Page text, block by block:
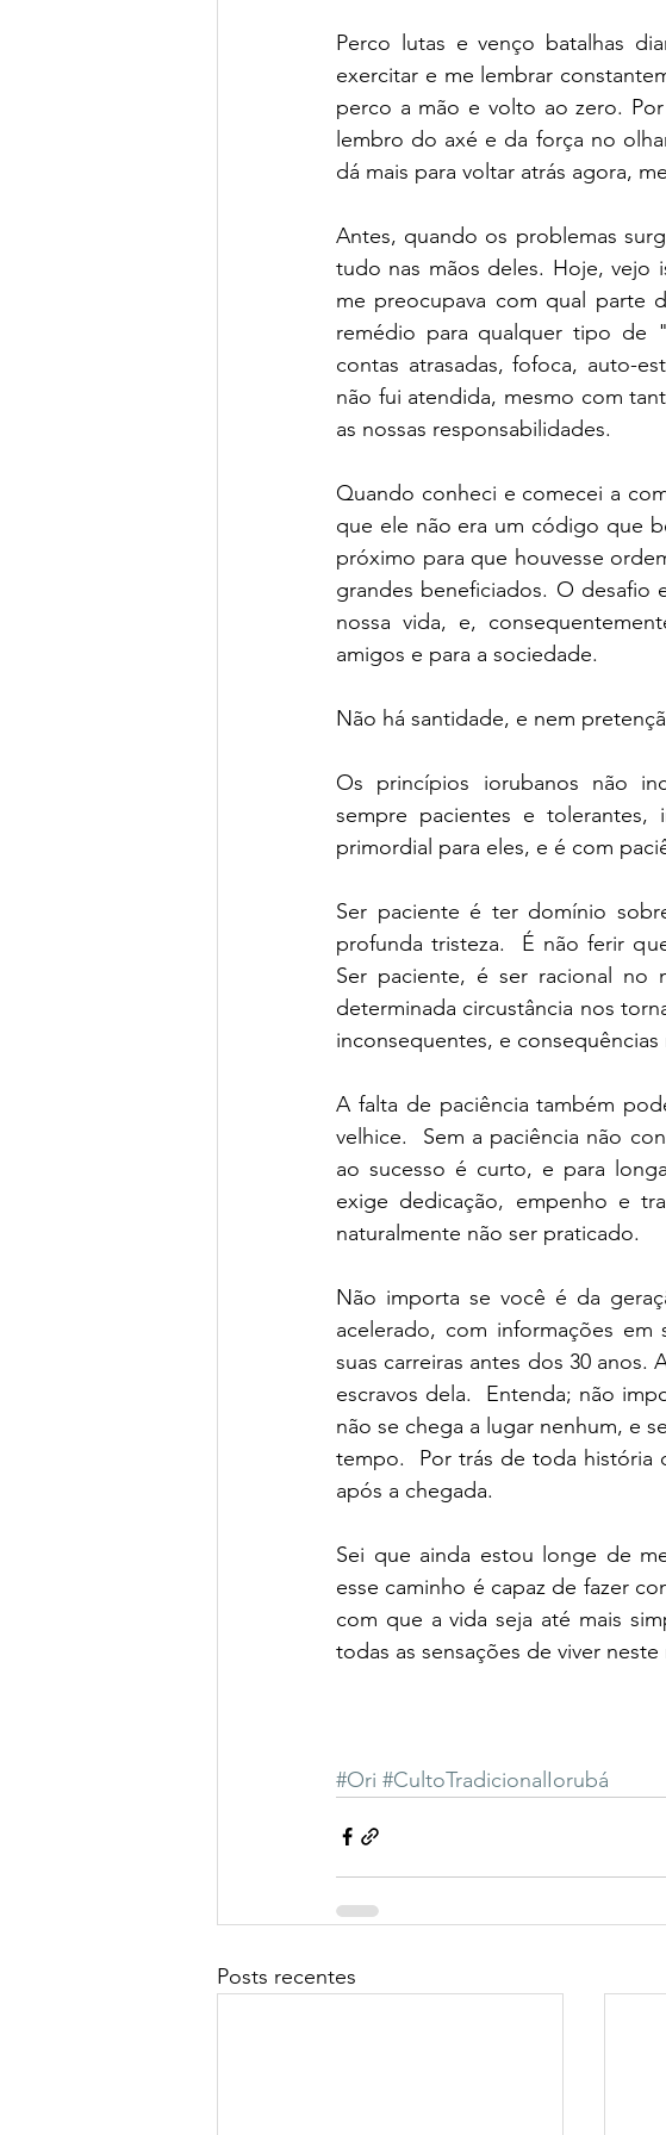
Perco lutas e venço batalhas
exercitar e me lembrar
perco a mão e volto ao zero.
lembro do axé e da força no
dá mais para voltar atrás agora,
Antes, quando os problemas
tudo nas mãos deles. Hoje, vejo
me preocupava com qual parte
remédio para qualquer tipo de
contas atrasadas, fofoca, auto-
não fui atendida, mesmo com
as nossas responsabilidades.
Quando conheci e comecei a
que ele não era um código que
próximo para que houvesse
grandes beneficiados. O desafio
nossa vida, e,
amigos e para a sociedade.
Não há santidade, e nem
Os princípios iorubanos não
sempre pacientes e tolerantes,
primordial para eles, e é com
Ser paciente é ter domínio
profunda tristeza.  É não ferir
Ser paciente, é ser racional no
determinada circustância nos
inconsequentes, e consequências
A falta de paciência também
velhice.  Sem a paciência não
ao sucesso é curto, e para
exige dedicação, empenho e
naturalmente não ser praticado.
Não importa se você é da
acelerado, com informações
suas carreiras antes dos 30
escravos dela.  Entenda; não
não se chega a lugar nenhum, e
tempo.  Por trás de toda história
após a chegada.
Sei que ainda estou longe de
esse caminho é capaz de fazer
com que a vida seja até mais
todas as sensações de viver
#Ori #CultoTradicionalIorubá
Posts recentes